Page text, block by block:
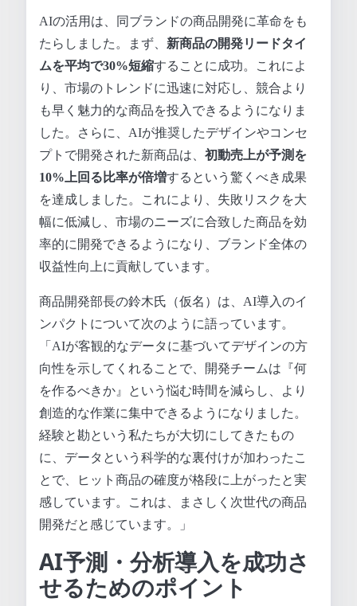
AIの活用は、同ブランドの商品開発に革命をも
たらしました。まず、 新商品の開発リードタイ
ムを平均で30%短縮することに成功。これによ
り、市場のトレンドに迅速に対応し、競合より
も早く魅力的な商品を投入できるようになりま
した。さらに、AIが推奨したデザインやコンセ
プトで開発された新商品は、 初動売上が予測を
10%上回る比率が倍増するという驚くべき成果
を達成しました。これにより、失敗リスクを大
幅に低減し、市場のニーズに合致した商品を効
率的に開発できるようになり、ブランド全体の
収益性向上に貢献しています。
商品開発部長の鈴木氏（仮名）は、AI導入のイ
ンパクトについて次のように語っています。
「AIが客観的なデータに基づいてデザインの方
向性を示してくれることで、開発チームは『何
を作るべきか』という悩む時間を減らし、より
創造的な作業に集中できるようになりました。
経験と勘という私たちが大切にしてきたもの
に、データという科学的な裏付けが加わったこ
とで、ヒット商品の確度が格段に上がったと実
感しています。これは、まさしく次世代の商品
開発だと感じています。」
AI予測・分析導入を成功さ
せるためのポイント